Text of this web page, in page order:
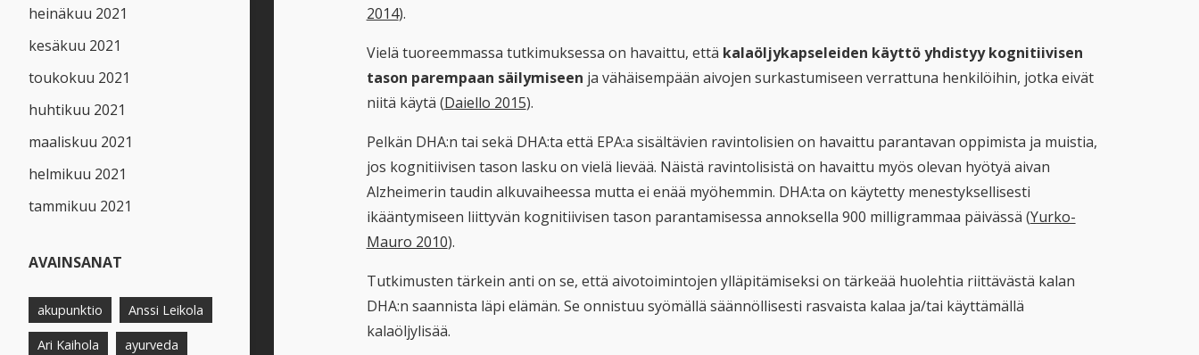
2014).
Vielä tuoreemmassa tutkimuksessa on havaittu, että kalaöljykapseleiden käyttö yhdistyy kognitiivisen
tason parempaan säilymiseen ja vähäisempään aivojen surkastumiseen verrattuna henkilöihin, jotka eivät
niitä käytä (Daiello 2015).
Pelkän DHA:n tai sekä DHA:ta että EPA:a sisältävien ravintolisien on havaittu parantavan oppimista ja muistia,
jos kognitiivisen tason lasku on vielä lievää. Näistä ravintolisistä on havaittu myös olevan hyötyä aivan
Alzheimerin taudin alkuvaiheessa mutta ei enää myöhemmin. DHA:ta on käytetty menestyksellisesti
ikääntymiseen liittyvän kognitiivisen tason parantamisessa annoksella 900 milligrammaa päivässä (Yurko-
Mauro 2010).
Tutkimusten tärkein anti on se, että aivotoimintojen ylläpitämiseksi on tärkeää huolehtia riittävästä kalan
DHA:n saannista läpi elämän. Se onnistuu syömällä säännöllisesti rasvaista kalaa ja/tai käyttämällä
kalaöljylisää.
heinäkuu 2021
kesäkuu 2021
toukokuu 2021
huhtikuu 2021
maaliskuu 2021
helmikuu 2021
tammikuu 2021
AVAINSANAT
akupunktio Anssi Leikola
Ari Kaihola ayurveda